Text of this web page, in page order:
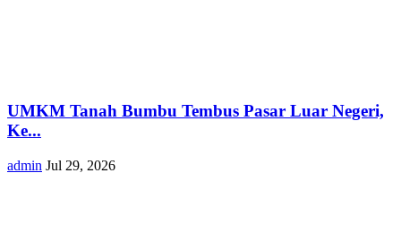
UMKM Tanah Bumbu Tembus Pasar Luar Negeri,
Ke...
admin Jul 29, 2026